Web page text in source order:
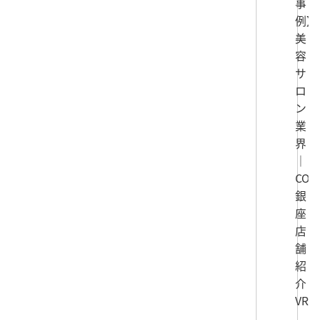
例
美
容
サ
ロ
ン
業
界
｜
銀
座
店
舗
紹
介
VR